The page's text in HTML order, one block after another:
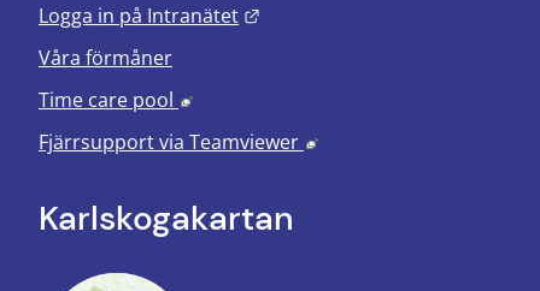
Logga in på Intranätet
Våra förmåner
Time care pool
Länk till annan webbplats, öppnas i
Fjärrsupport via Teamviewer Länk till annan
Karlskoga­kartan